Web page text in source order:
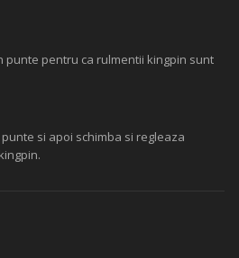
punte pentru ca rulmentii kingpin sunt
si apoi schimba si regleaza